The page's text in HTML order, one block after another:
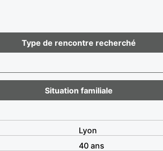
Type de rencontre recherché
Situation familiale
Lyon
40 ans